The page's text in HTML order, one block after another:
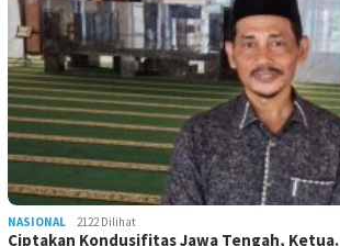
NASIONAL 2122 Dilihat
Ciptakan Kondusifitas Jawa Tengah,